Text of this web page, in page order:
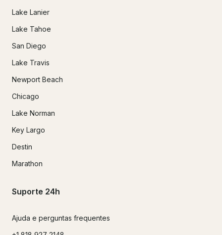
Lake Lanier
Lake Tahoe
San Diego
Lake Travis
Newport Beach
Chicago
Lake Norman
Key Largo
Destin
Marathon
Suporte 24h
Ajuda e perguntas frequentes